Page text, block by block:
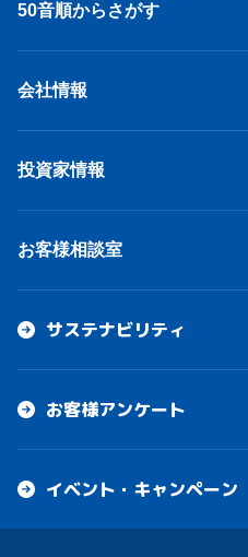
50音順からさがす
会社情報
投資家情報
お客様相談室
サステナビリティ
お客様アンケート
イベント・キャンペーン